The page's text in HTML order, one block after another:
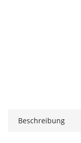
Beschreibung